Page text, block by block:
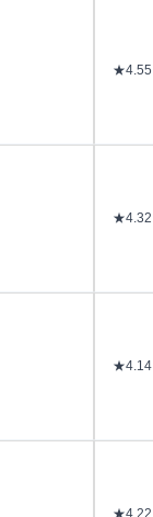
★4.55
★4.32
★4.14
★4.22